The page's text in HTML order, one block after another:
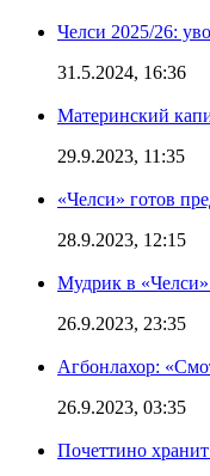
Челси 2025/26:
31.5.2024, 16:36
Материнский
29.9.2023, 11:35
«Челси» готов
28.9.2023, 12:15
Мудрик в
26.9.2023, 23:35
Агбонлахор:
26.9.2023, 03:35
Почеттино